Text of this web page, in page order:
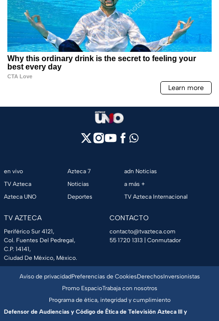
en vivo
TV Azteca
Azteca UNO
Azteca 7
Noticias
Deportes
adn Noticias
a más +
TV Azteca Internacional
TV AZTECA
Periférico Sur 4121,
Col. Fuentes Del Pedregal,
C.P. 14141,
Ciudad De México, México.
CONTACTO
contacto@tvazteca.com
55 1720 1313 | Conmutador
Aviso de privacidadPreferencias de CookiesDerechosInversionistas
Promo EspacioTrabaja con nosotros
Programa de ética, integridad y cumplimiento
Defensor de Audiencias y Código de Ética de Televisión Azteca III y